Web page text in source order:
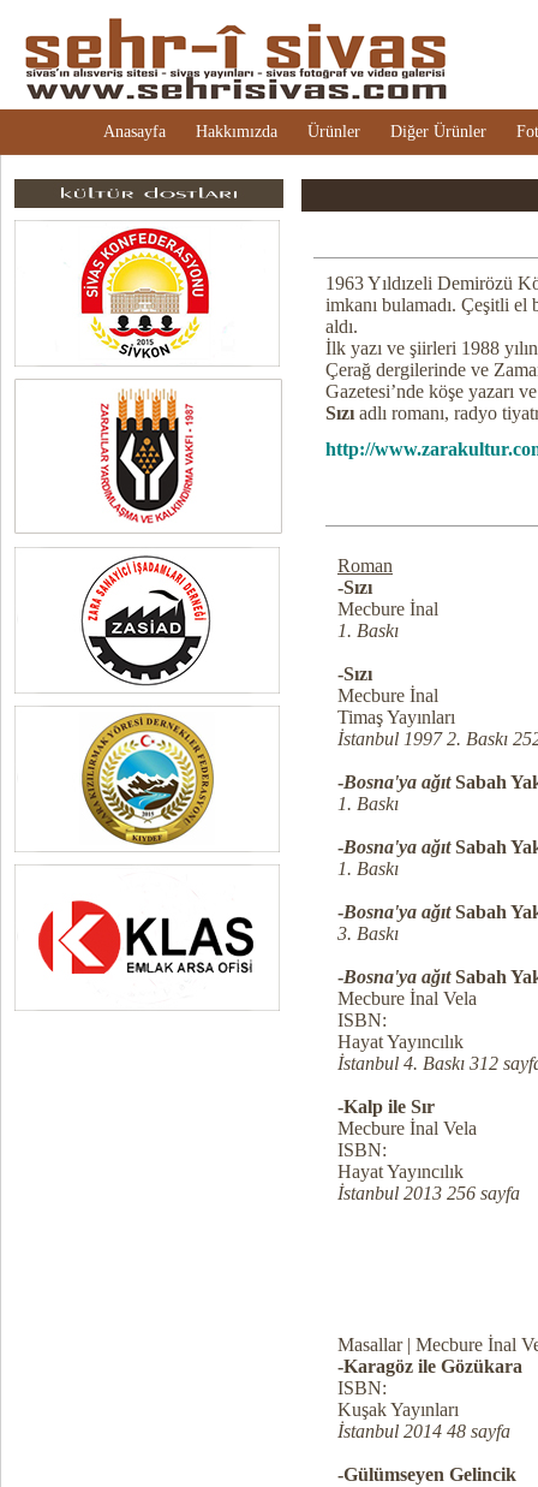
Anasayfa Hakkımızda Ürünler Diğer Ürünler
1963 Yıldızeli Demirözü
imkanı bulamadı. Çeşitli el
aldı.
İlk yazı ve şiirleri 1988
Çerağ dergilerinde ve
Gazetesi’nde köşe yazarı
Sızı adlı romanı, radyo
http://
Roman
-Sızı
Mecbure İnal
1. Baskı
-Sızı
Mecbure İnal
Timaş Yayınları
İstanbul 1997 2. Baskı
-Bosna'ya ağıtSabah
1. Baskı
-Bosna'ya ağıtSabah
1. Baskı
-Bosna'ya ağıtSabah
3. Baskı
-Bosna'ya ağıtSabah
Mecbure İnal Vela
ISBN:
Hayat Yayıncılık
İstanbul 4. Baskı 312
-Kalp ile Sır
Mecbure İnal Vela
ISBN:
Hayat Yayıncılık
İstanbul 2013 256 sayfa
Masallar | Mecbure İnal
-Karagöz ile Gözükara
ISBN:
Kuşak Yayınları
İstanbul 2014 48 sayfa
-Gülümseyen Gelincik